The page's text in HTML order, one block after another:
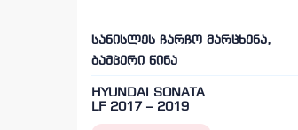
სანისლეს ჩარჩო მარცხენა,
ბამპერი წინა
HYUNDAI SONATA
LF 2017 – 2019